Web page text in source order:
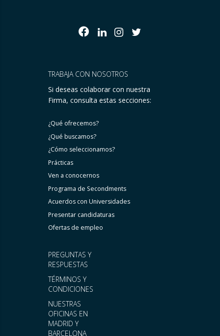
PREGUNTAS Y
RESPUESTAS
TÉRMINOS Y
CONDICIONES
NUESTRAS
OFICINAS EN
MADRID Y
BARCELONA
TRABAJA CON NOSOTROS
Si deseas colaborar con nuestra
Firma, consulta estas secciones:
¿Qué ofrecemos?
¿Qué buscamos?
¿Cómo seleccionamos?
Prácticas
Ven a conocernos
Programa de Secondments
Acuerdos con Universidades
Presentar candidaturas
Ofertas de empleo